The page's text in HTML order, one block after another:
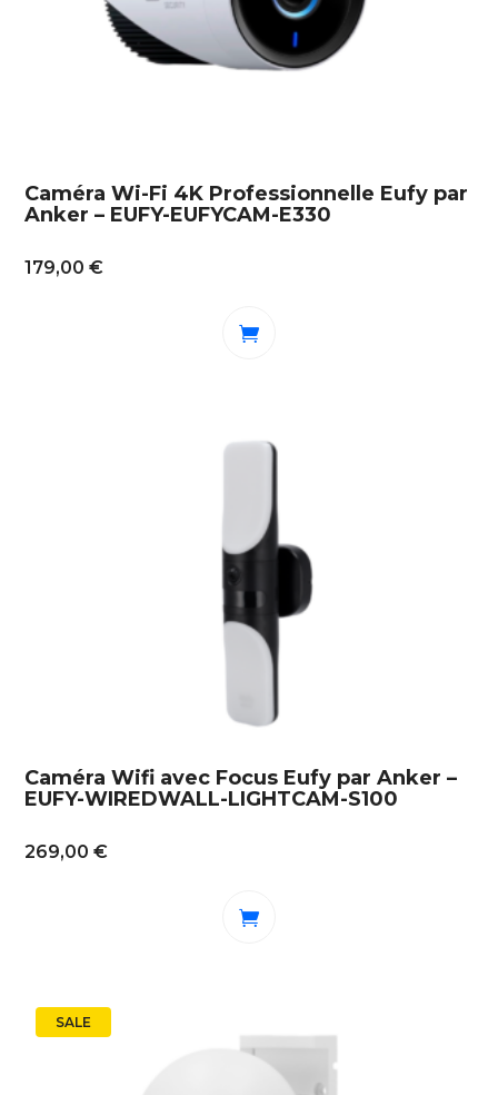
Caméra Wi-Fi 4K Professionnelle Eufy par
Anker – EUFY-EUFYCAM-E330
179,00€
Caméra Wifi avec Focus Eufy par Anker –
EUFY-WIREDWALL-LIGHTCAM-S100
269,00€
SALE